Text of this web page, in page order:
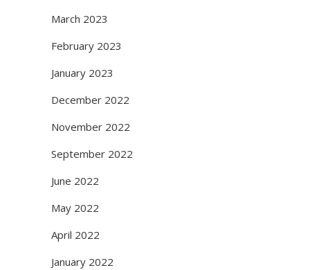
March 2023
February 2023
January 2023
December 2022
November 2022
September 2022
June 2022
May 2022
April 2022
January 2022